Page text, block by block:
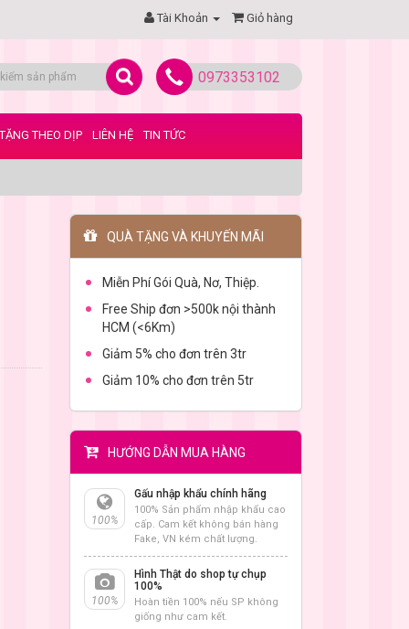
Tài Khoản Giỏ hàng
0973353102
THEO DỊP LIÊN HỆ TIN TỨC
QUÀ TẶNG VÀ KHUYẾN MÃI
Miễn Phí Gói Quà, Nơ, Thiệp.
Free Ship đơn >500k nội thành
HCM (<6Km)
Giảm 5% cho đơn trên 3tr
Giảm 10% cho đơn trên 5tr
HƯỚNG DẪN MUA HÀNG
100%
Gấu nhập khẩu chính hãng
100% Sản phẩm nhập khẩu cao
cấp. Cam kết không bán hàng
Fake, VN kém chất lượng.
100%
Hình Thật do shop tự chụp
100%
Hoàn tiền 100% nếu SP không
giống như cam kết.